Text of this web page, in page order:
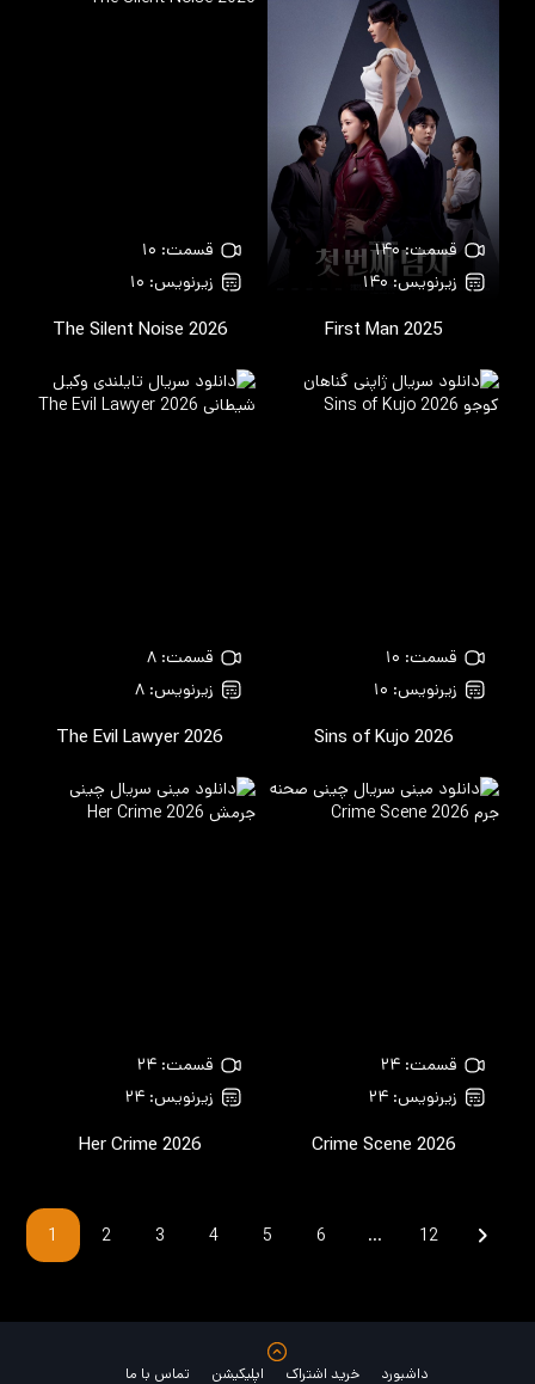
قسمت: ۱۴۰
زیرنویس: ۱۴۰
First Man2025
قسمت: ۱۰
زیرنویس: ۱۰
The Silent Noise 2026
قسمت: ۱۰
زیرنویس: ۱۰
Sins of Kujo 2026
قسمت: ۸
زیرنویس: ۸
The Evil Lawyer2026
قسمت: ۲۴
زیرنویس: ۲۴
Crime Scene 2026
قسمت: ۲۴
زیرنویس: ۲۴
Her Crime 2026
1 2 3 4 5 6 … 12
داشبورد خرید اشتراک اپلیکیشن تماس با ما